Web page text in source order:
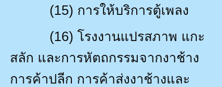
(15) การให้บริการตู้เพลง
(16) โรงงานแปรสภาพ แกะ
สลัก และการหัตถกรรมจากงาช้าง
การค้าปลีก การค้าส่งงาช้างและ